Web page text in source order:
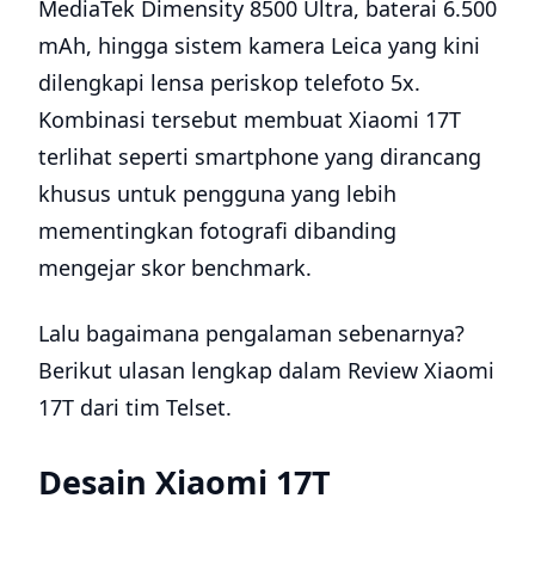
MediaTek Dimensity 8500 Ultra, baterai 6.500
mAh, hingga sistem kamera Leica yang kini
dilengkapi lensa periskop telefoto 5x.
Kombinasi tersebut membuat Xiaomi 17T
terlihat seperti smartphone yang dirancang
khusus untuk pengguna yang lebih
mementingkan fotografi dibanding
mengejar skor benchmark.
Lalu bagaimana pengalaman sebenarnya?
Berikut ulasan lengkap dalam Review Xiaomi
17T dari tim Telset.
Desain Xiaomi 17T